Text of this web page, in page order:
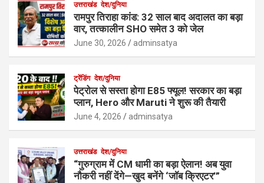
उत्तराखंड देश/दुनिया
रामपुर तिराहा कांड: 32 साल बाद अदालत का बड़ा
वार, तत्कालीन SHO समेत 3 को जेल
June 30, 2026 adminsatya
ट्रेंडिंग देश/दुनिया
पेट्रोल से सस्ता होगा E85 फ्यूल! सरकार का बड़ा
प्लान, Hero और Maruti ने शुरू की तैयारी
June 4, 2026 adminsatya
उत्तराखंड देश/दुनिया
“गुरुग्राम में CM धामी का बड़ा ऐलान! अब युवा
नौकरी नहीं देंगे—खुद बनेंगे ‘जॉब क्रिएटर’”